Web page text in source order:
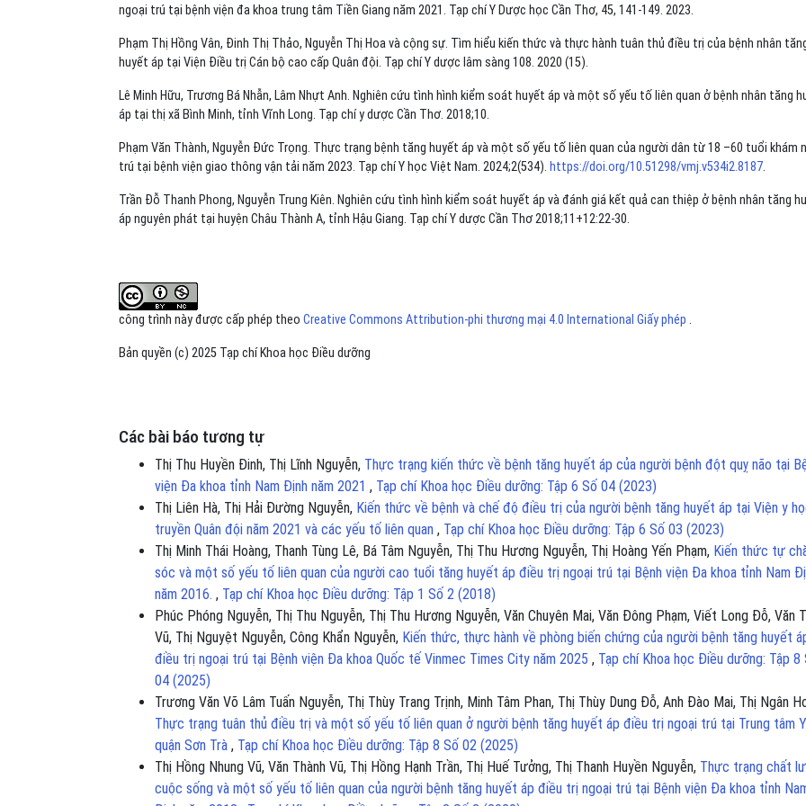
ngoại trú tại bệnh viện đa khoa trung tâm Tiền Giang năm 2021. Tạp chí Y Dược học Cần Thơ, 45, 141-149. 2023.
Phạm Thị Hồng Vân, Đinh Thị Thảo, Nguyễn Thị Hoa và cộng sự. Tìm hiểu kiến thức và thực hành tuân thủ điều trị của bệnh nhân
huyết áp tại Viện Điều trị Cán bộ cao cấp Quân đội. Tạp chí Y dược lâm sàng 108. 2020 (15).
Lê Minh Hữu, Trương Bá Nhẫn, Lâm Nhựt Anh. Nghiên cứu tình hình kiểm soát huyết áp và một số yếu tố liên quan ở bệnh nhân tăng
áp tại thị xã Bình Minh, tỉnh Vĩnh Long. Tạp chí y dược Cần Thơ. 2018;10.
Phạm Văn Thành, Nguyễn Đức Trọng. Thực trạng bệnh tăng huyết áp và một số yếu tố liên quan của người dân từ 18 –60 tuổi khám
trú tại bệnh viện giao thông vận tải năm 2023. Tạp chí Y học Việt Nam. 2024;2(534). https://doi.org/10.51298/vmj.v534i2.8187.
Trần Đỗ Thanh Phong, Nguyễn Trung Kiên. Nghiên cứu tình hình kiểm soát huyết áp và đánh giá kết quả can thiệp ở bệnh nhân tăng
áp nguyên phát tại huyện Châu Thành A, tỉnh Hậu Giang. Tạp chí Y dược Cần Thơ 2018;11+12:22-30.
công trình này được cấp phép theo Creative Commons Attribution-phi thương mại 4.0 International Giấy phép .
Bản quyền (c) 2025 Tạp chí Khoa học Điều dưỡng
Các bài báo tương tự
Thị Thu Huyền Đinh, Thị Lĩnh Nguyễn, Thực trạng kiến thức về bệnh tăng huyết áp của người bệnh đột quỵ não tại
viện Đa khoa tỉnh Nam Định năm 2021 , Tạp chí Khoa học Điều dưỡng: Tập 6 Số 04 (2023)
Thị Liên Hà, Thị Hải Đường Nguyễn, Kiến thức về bệnh và chế độ điều trị của người bệnh tăng huyết áp tại Viện y
truyền Quân đội năm 2021 và các yếu tố liên quan , Tạp chí Khoa học Điều dưỡng: Tập 6 Số 03 (2023)
Thị Minh Thái Hoàng, Thanh Tùng Lê, Bá Tâm Nguyễn, Thị Thu Hương Nguyễn, Thị Hoàng Yến Phạm, Kiến thức tự
sóc và một số yếu tố liên quan của người cao tuổi tăng huyết áp điều trị ngoại trú tại Bệnh viện Đa khoa tỉnh Nam
năm 2016. , Tạp chí Khoa học Điều dưỡng: Tập 1 Số 2 (2018)
Phúc Phóng Nguyễn, Thị Thu Nguyễn, Thị Thu Hương Nguyễn, Văn Chuyên Mai, Văn Đông Phạm, Viết Long Đỗ, Văn
Vũ, Thị Nguyệt Nguyễn, Công Khẩn Nguyễn, Kiến thức, thực hành về phòng biến chứng của người bệnh tăng huyết
điều trị ngoại trú tại Bệnh viện Đa khoa Quốc tế Vinmec Times City năm 2025 , Tạp chí Khoa học Điều dưỡng: Tập 8
04 (2025)
Trương Văn Võ Lâm Tuấn Nguyễn, Thị Thùy Trang Trịnh, Minh Tâm Phan, Thị Thùy Dung Đỗ, Anh Đào Mai, Thị Ngân
Thực trạng tuân thủ điều trị và một số yếu tố liên quan ở người bệnh tăng huyết áp điều trị ngoại trú tại Trung tâm
quận Sơn Trà , Tạp chí Khoa học Điều dưỡng: Tập 8 Số 02 (2025)
Thị Hồng Nhung Vũ, Văn Thành Vũ, Thị Hồng Hạnh Trần, Thị Huế Tưởng, Thị Thanh Huyền Nguyễn, Thực trạng chất
cuộc sống và một số yếu tố liên quan của người bệnh tăng huyết áp điều trị ngoại trú tại Bệnh viện Đa khoa tỉnh